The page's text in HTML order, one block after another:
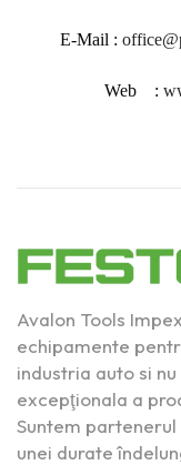
E-Mail :
Web :
Avalon Tools
echipamente
industria auto si
excepţionala a
Suntem
unei durate